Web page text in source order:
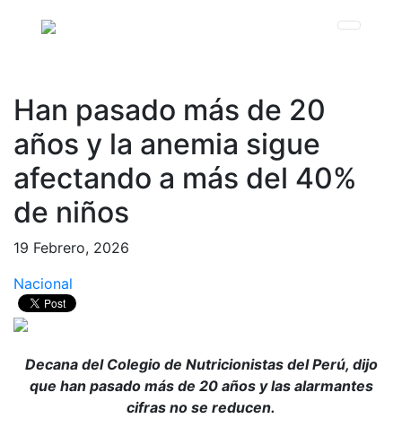
Han pasado más de 20
años y la anemia sigue
afectando a más del 40%
de niños
19 Febrero, 2026
Nacional
Decana del Colegio de Nutricionistas del Perú, dijo
que han pasado más de 20 años y las alarmantes
cifras no se reducen.